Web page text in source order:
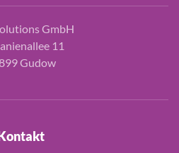
GmbH
11
Gudow